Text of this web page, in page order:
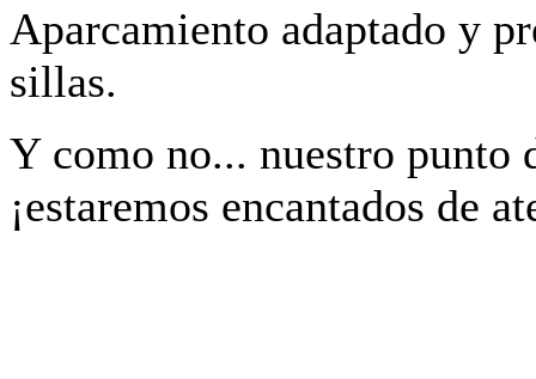
Aparcamiento adaptado y
sillas.
Y como no... nuestro punto
¡estaremos encantados de